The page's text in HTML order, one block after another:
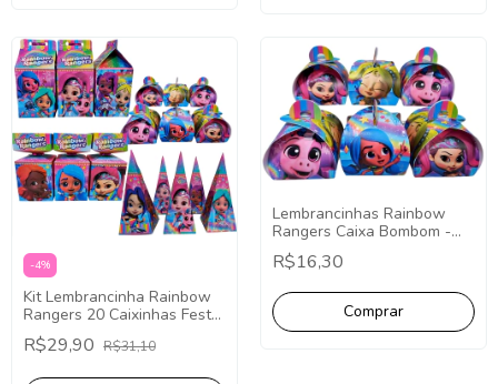
-4%
Kit Lembrancinha Rainbow
Rangers 20 Caixinhas Festa
Fácil Decoração
R$29,90 R$31,10
Lembrancinhas Rainbow
Rangers Caixa Bombom -
Pct com 10
R$16,30